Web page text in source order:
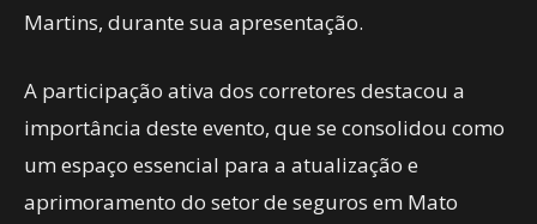
Martins, durante sua apresentação.
A participação ativa dos corretores destacou a
importância deste evento, que se consolidou como
um espaço essencial para a atualização e
aprimoramento do setor de seguros em Mato